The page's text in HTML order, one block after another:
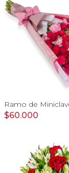
$60.000